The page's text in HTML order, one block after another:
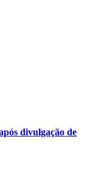
divulgação de